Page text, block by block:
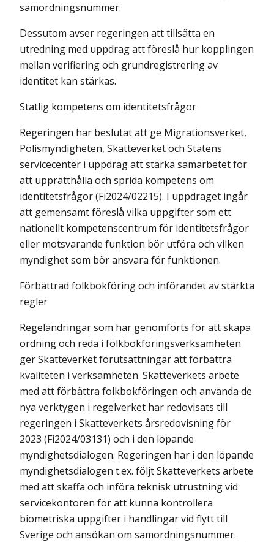
samordningsnummer.
Dessutom avser regeringen att tillsätta en
utredning med uppdrag att föreslå hur kopplingen
mellan verifiering och grundregistrering av
identitet kan stärkas.
Statlig kompetens om identitetsfrågor
Regeringen har beslutat att ge Migrationsverket,
Polismyndigheten, Skatteverket och Statens
servicecenter i uppdrag att stärka samarbetet för
att upprätthålla och sprida kompetens om
identitetsfrågor (Fi2024/02215). I uppdraget ingår
att gemensamt föreslå vilka uppgifter som ett
nationellt kompetenscentrum för identitetsfrågor
eller motsvarande funktion bör utföra och vilken
myndighet som bör ansvara för funktionen.
Förbättrad folkbokföring och införandet av stärkta
regler
Regeländringar som har genomförts för att skapa
ordning och reda i folkbokföringsverksamheten
ger Skatteverket förutsättningar att förbättra
kvaliteten i verksamheten. Skatteverkets arbete
med att förbättra folkbok­föringen och använda de
nya verktygen i regelverket har redovisats till
regeringen i Skatteverkets årsredovisning för
2023 (Fi2024/03131) och i den löpande
myndighetsdialogen. Regeringen har i den löpande
myndig­hetsdialogen t.ex. följt Skatteverkets arbete
med att skaffa och införa teknisk utrustning vid
servicekontoren för att kunna kontrollera
biometriska uppgifter i handlingar vid flytt till
Sverige och ansökan om samordningsnummer.